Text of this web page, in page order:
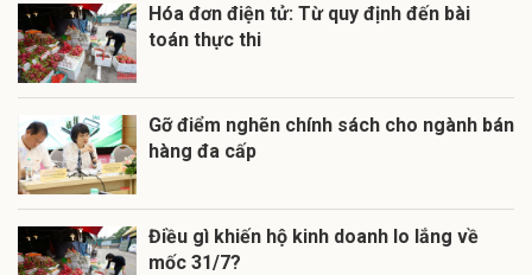
Hóa đơn điện tử: Từ quy định đến bài
toán thực thi
Gỡ điểm nghẽn chính sách cho ngành bán
hàng đa cấp
Điều gì khiến hộ kinh doanh lo lắng về
mốc 31/7?